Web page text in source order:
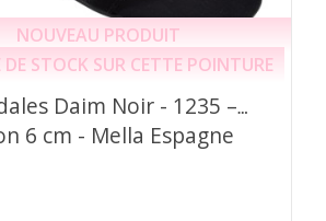
NOUVEAU PRODUIT
DE STOCK SUR CETTE POINTURE
Daim Noir - 1235 –
6 cm - Mella Espagne